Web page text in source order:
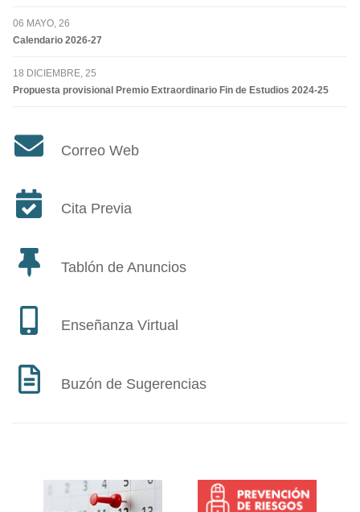
06 MAYO, 26
Calendario 2026-27
18 DICIEMBRE, 25
Propuesta provisional Premio Extraordinario Fin de Estudios 2024-25
Correo Web
Cita Previa
Tablón de Anuncios
Enseñanza Virtual
Buzón de Sugerencias